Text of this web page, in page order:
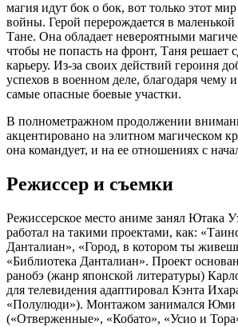
магия идут бок о бок, вот только этот
войны. Герой перерождается в
Тане. Она обладает невероятными
чтобы не попасть на фронт, Таня решает
карьеру. Из-за своих действий героиня
успехов в военном деле, благодаря чему
самые опасные боевые участки.
В полнометражном продолжении
акцентировано на элитном магическом
она командует, и на ее отношениях с
Режиссер и съемки
Режиссерское место аниме занял Ютака
работал на такими проектами, как:
Данталиан», «Город, в котором ты
«Библиотека Данталиан». Проект
ранобэ (жанр японской литературы)
для телевидения адаптировал Кэнта
«Полулюди»). Монтажом занимался Юми
(«Отверженные», «Кобато», «Усио и